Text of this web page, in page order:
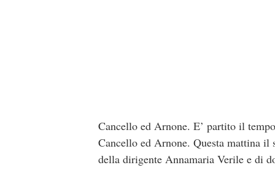
Cancello ed Arnone. E’ partito il
Cancello ed Arnone. Questa mattina il
della dirigente Annamaria Verile e di